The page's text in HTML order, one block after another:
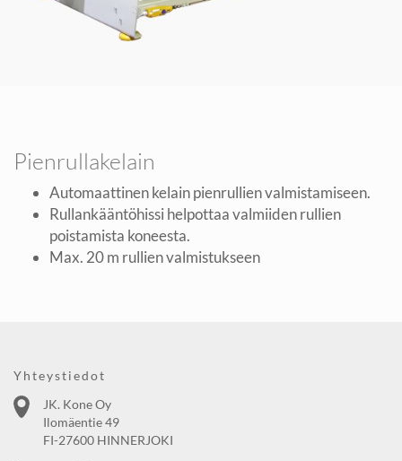
Pienrullakelain
Automaattinen kelain pienrullien valmistamiseen.
Rullankääntöhissi helpottaa valmiiden rullien
poistamista koneesta.
Max. 20 m rullien valmistukseen
Yhteystiedot
JK. Kone Oy
Ilomäentie 49
FI-27600 HINNERJOKI